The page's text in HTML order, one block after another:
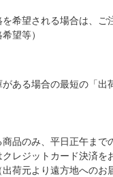
希望される場合は、ご
望等）
ある場合の最短の「
品のみ、平日正午まで
レジットカード決済を
荷元より遠方地へのお